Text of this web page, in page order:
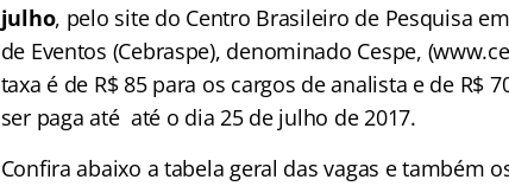
julho, pelo site do Centro Brasileiro de Pesquisa
de Eventos (Cebraspe), denominado Cespe,
taxa é de R$ 85 para os cargos de analista e de R$
ser paga até até o dia 25 de julho de 2017.
Confira abaixo a tabela geral das vagas e também